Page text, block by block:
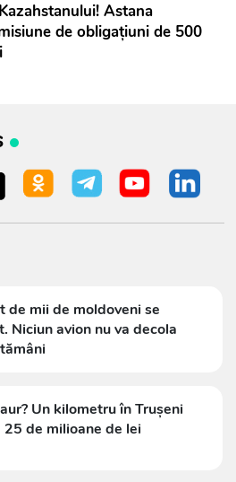
Astana
de obligațiuni de 500
mii de moldoveni se
Niciun avion nu va decola
Un kilometru în Trușeni
de milioane de lei